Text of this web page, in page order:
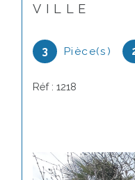
VILLE
3 Pièce(s)
Réf : 1218